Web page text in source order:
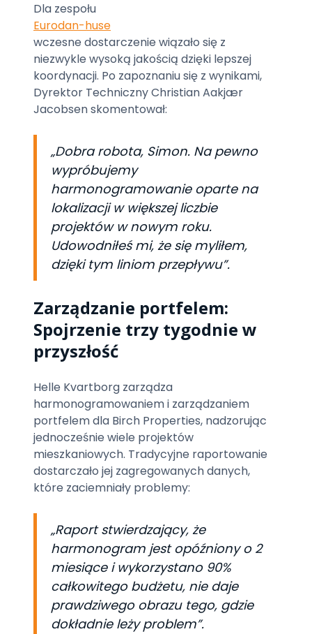
Dla zespołu
Eurodan-huse
wczesne dostarczenie wiązało się z
niezwykle wysoką jakością dzięki lepszej
koordynacji. Po zapoznaniu się z wynikami,
Dyrektor Techniczny Christian Aakjær
Jacobsen skomentował:
„Dobra robota, Simon. Na pewno
wypróbujemy
harmonogramowanie oparte na
lokalizacji w większej liczbie
projektów w nowym roku.
Udowodniłeś mi, że się myliłem,
dzięki tym liniom przepływu”.
Zarządzanie portfelem:
Spojrzenie trzy tygodnie w
przyszłość
Helle Kvartborg zarządza
harmonogramowaniem i zarządzaniem
portfelem dla Birch Properties, nadzorując
jednocześnie wiele projektów
mieszkaniowych. Tradycyjne raportowanie
dostarczało jej zagregowanych danych,
które zaciemniały problemy:
„Raport stwierdzający, że
harmonogram jest opóźniony o 2
miesiące i wykorzystano 90%
całkowitego budżetu, nie daje
prawdziwego obrazu tego, gdzie
dokładnie leży problem”.